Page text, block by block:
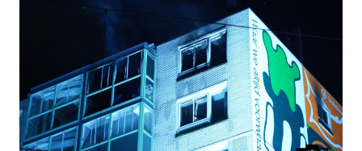
KAREL
DOORMANSTRAAT
ROTTERDAM